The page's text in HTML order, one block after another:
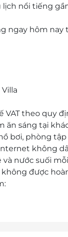
nổi tiếng
ngay hôm nay
VAT theo quy
ăn sáng tại
bơi, phòng
không
và nước suối
được
nếu trong